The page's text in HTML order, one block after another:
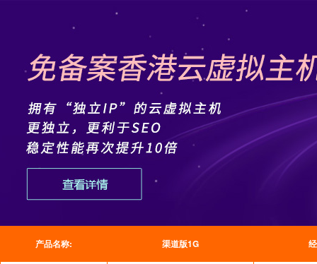
产品名称: 渠道版1G